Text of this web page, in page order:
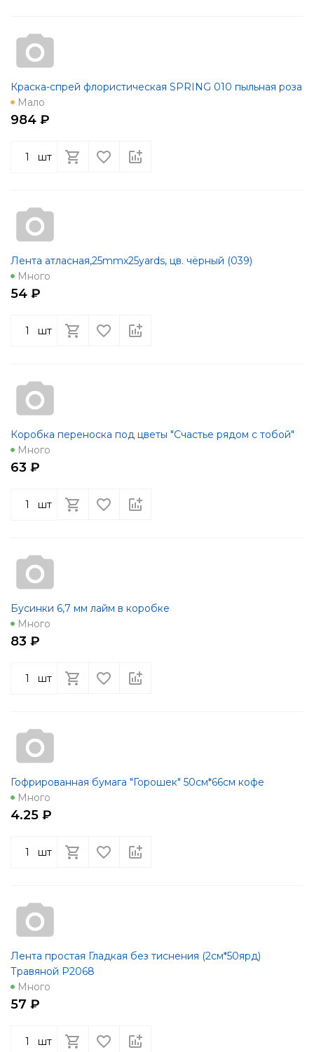
Краска-спрей флористическая SPRING 010 пыльная роза
Мало
984 ₽
шт
Лента атласная,25mmx25yards, цв. чёрный (039)
Много
54 ₽
шт
Коробка переноска под цветы "Счастье рядом с тобой"
Много
63 ₽
шт
Бусинки 6,7 мм лайм в коробке
Много
83 ₽
шт
Гофрированная бумага "Горошек" 50см*66см кофе
Много
4.25 ₽
шт
Лента простая Гладкая без тиснения (2см*50ярд)
Травяной Р2068
Много
57 ₽
шт